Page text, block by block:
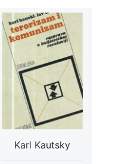
Karl Kautsky